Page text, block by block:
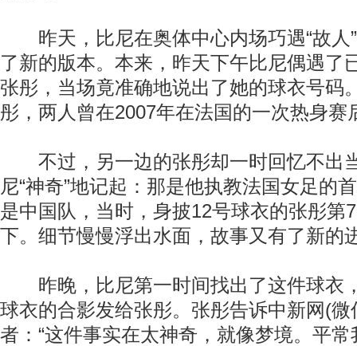
昨天，比尼在奥体中心内场巧遇“故人
了新的版本。本来，昨天下午比尼偶遇了
张彤，当场竟准确地说出了她的球衣号码
彤，两人曾在2007年在法国的一次热身赛
不过，另一边的张彤却一时回忆不出
尼“神奇”地记起：那是他执教法国女足的
是中国队，当时，身披12号球衣的张彤第
下。细节慢慢浮出水面，故事又有了新的
昨晚，比尼第一时间找出了这件球衣
球衣的合影发给张彤。张彤告诉中新网(微
者：“这件事实在太神奇，就像梦境。平